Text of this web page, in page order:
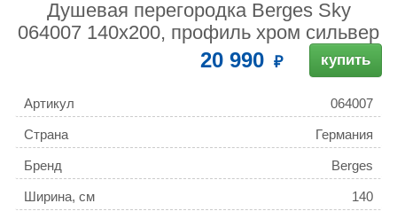
Душевая перегородка Berges Sky
064007 140x200, профиль хром сильвер
20 990 купить
Артикул 064007
Страна Германия
Бренд Berges
Ширина, см 140